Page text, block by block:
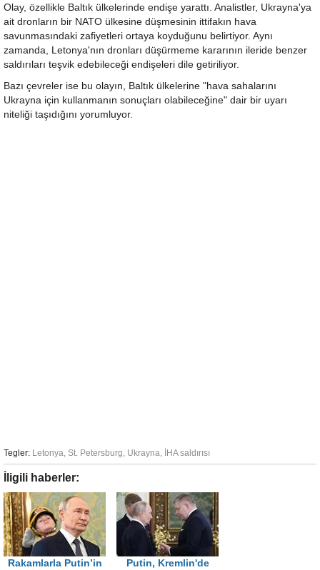
Olay, özellikle Baltık ülkelerinde endişe yarattı. Analistler, Ukrayna'ya
ait dronların bir NATO ülkesine düşmesinin ittifakın hava
savunmasındaki zafiyetleri ortaya koyduğunu belirtiyor. Aynı
zamanda, Letonya'nın dronları düşürmeme kararının ileride benzer
saldırıları teşvik edebileceği endişeleri dile getiriliyor.
Bazı çevreler ise bu olayın, Baltık ülkelerine "hava sahalarını
Ukrayna için kullanmanın sonuçları olabileceğine" dair bir uyarı
niteliği taşıdığını yorumluyor.
Tegler: Letonya, St. Petersburg, Ukrayna, İHA saldırısı
İligili haberler:
Rakamlarla Putin’in
Putin, Kremlin'de